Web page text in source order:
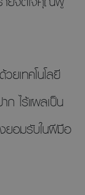
ยเทคโนโลยี
ไร้แผลเป็น
ยอมรับในฝีมือ